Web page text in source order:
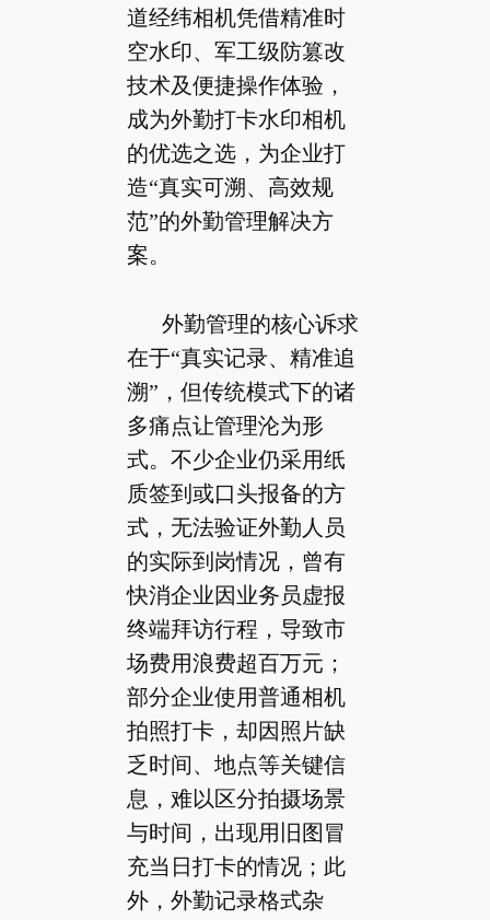
道经纬相机凭借精准时
空水印、军工级防篡改
技术及便捷操作体验，
成为外勤打卡水印相机
的优选之选，为企业打
造“真实可溯、高效规
范”的外勤管理解决方
案。
外勤管理的核心诉求
在于“真实记录、精准追
溯”，但传统模式下的诸
多痛点让管理沦为形
式。不少企业仍采用纸
质签到或口头报备的方
式，无法验证外勤人员
的实际到岗情况，曾有
快消企业因业务员虚报
终端拜访行程，导致市
场费用浪费超百万元；
部分企业使用普通相机
拍照打卡，却因照片缺
乏时间、地点等关键信
息，难以区分拍摄场景
与时间，出现用旧图冒
充当日打卡的情况；此
外，外勤记录格式杂